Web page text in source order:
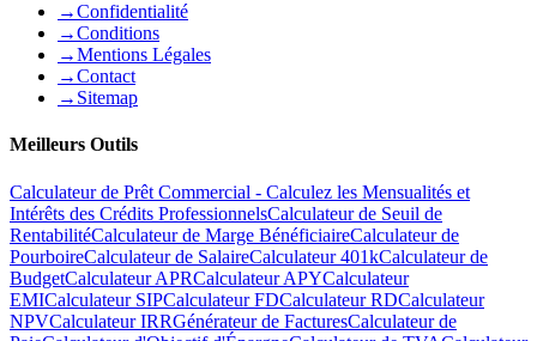
→Confidentialité
→Conditions
→Mentions Légales
→Contact
→ Sitemap
Meilleurs Outils
Calculateur de Prêt Commercial - Calculez les Mensualités et
Intérêts des Crédits ProfessionnelsCalculateur de Seuil de
RentabilitéCalculateur de Marge BénéficiaireCalculateur de
PourboireCalculateur de SalaireCalculateur 401kCalculateur de
BudgetCalculateur APRCalculateur APYCalculateur
EMICalculateur SIPCalculateur FDCalculateur RDCalculateur
NPVCalculateur IRRGénérateur de FacturesCalculateur de